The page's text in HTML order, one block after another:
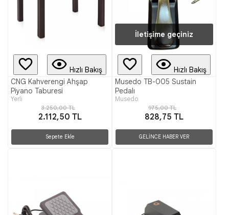
Hızlı Bakış
CNG Kahverengi Ahşap
Piyano Taburesi
Yerli
3.250,00 TL
2.112,50 TL
Sepete Ekle
İletişime geçiniz
Hızlı Bakış
Musedo TB-005 Sustain
Pedalı
Musedo
975,00 TL
828,75 TL
GELİNCE HABER VER